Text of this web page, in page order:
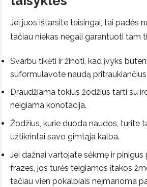
Jei juos ištarsite teisingai, tai padės
tačiau niekas negali garantuoti tam
Svarbu tikėti ir žinoti, kad įvyks
suformulavote naudą pritraukiančius
Draudžiama tokius žodžius tarti su
neigiama konotacija.
Žodžius, kurie duoda naudos, turite
užtikrintai savo gimtąja kalba.
Jei dažnai vartojate sėkmę ir pinigus
frazes, jos turės teigiamos įtakos
tačiau vien pokalbiais neįmanoma